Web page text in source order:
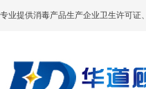
专业提供消毒产品生产企业卫生许可证